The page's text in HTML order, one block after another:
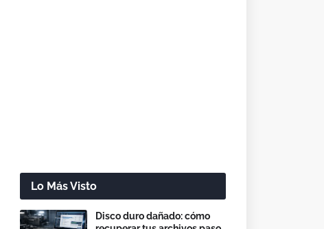
Lo Más Visto
Disco duro dañado: cómo